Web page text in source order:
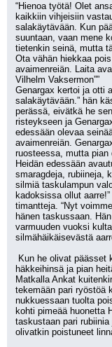
“Hienoa työtä! Olet
kaikkiin vihjeisiin
salakäytävään. Kun
suuntaan, vaan mene
tietenkin seinä, mutta
Ota vähän hiekkaa
avaimenreiän. Laita
Vilhelm Vaksermon””
Genargax kertoi ja otti
salakäytävään.” hän
perässä, eivätkä he
risteykseen ja
edessään olevaa
avaimenreiän.
ruosteessa, mutta pian
Heidän edessään
smaragdeja, rubiineja,
silmiä taskulampun
kadoksissa ollut
timantteja. “Nyt
hänen taskussaan.
varmuuden vuoksi
silmähäikäisevästä
häkkeihinsä ja pian
Matkalla Ankat
tekemään pari ryöstöä
nukkuessaan tuolta
kohti pimeää huonetta
taskustaan pari
olivatkin poistuneet